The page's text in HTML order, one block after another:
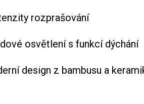
rozprašování
osvětlení s funkcí dýchání
design z bambusu a